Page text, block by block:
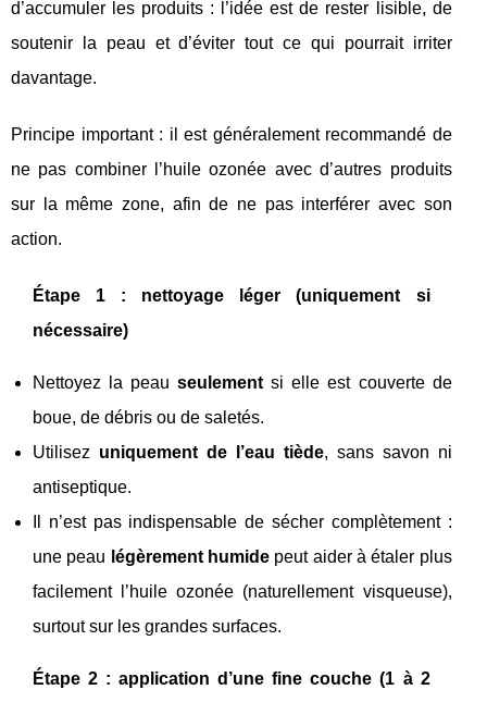
d’accumuler les produits : l’idée est de rester lisible, de
soutenir la peau et d’éviter tout ce qui pourrait irriter
davantage.
Principe important : il est généralement recommandé de
ne pas combiner l’huile ozonée avec d’autres produits
sur la même zone, afin de ne pas interférer avec son
action.
Étape 1 : nettoyage léger (uniquement si
nécessaire)
Nettoyez la peauseulement si elle est couverte de
boue, de débris ou de saletés.
Utilisez uniquement de l’eau tiède, sans savon ni
antiseptique.
Il n’est pas indispensable de sécher complètement :
une peau légèrement humidepeut aider à étaler plus
facilement l’huile ozonée (naturellement visqueuse),
surtout sur les grandes surfaces.
Étape 2 : application d’une fine couche (1 à 2